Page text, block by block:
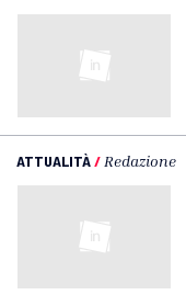
ATTUALITÀ/ Redazione